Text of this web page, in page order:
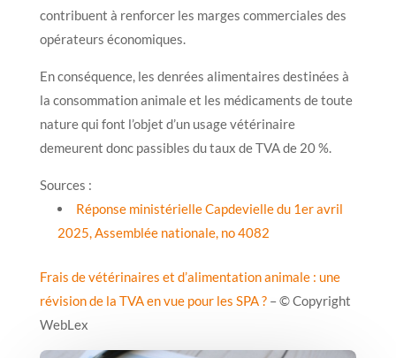
contribuent à renforcer les marges commerciales des
opérateurs économiques.
En conséquence, les denrées alimentaires destinées à
la consommation animale et les médicaments de toute
nature qui font l’objet d’un usage vétérinaire
demeurent donc passibles du taux de TVA de 20 %.
Sources :
Réponse ministérielle Capdevielle du 1er avril
2025, Assemblée nationale, no 4082
Frais de vétérinaires et d’alimentation animale : une
révision de la TVA en vue pour les SPA ? – © Copyright
WebLex